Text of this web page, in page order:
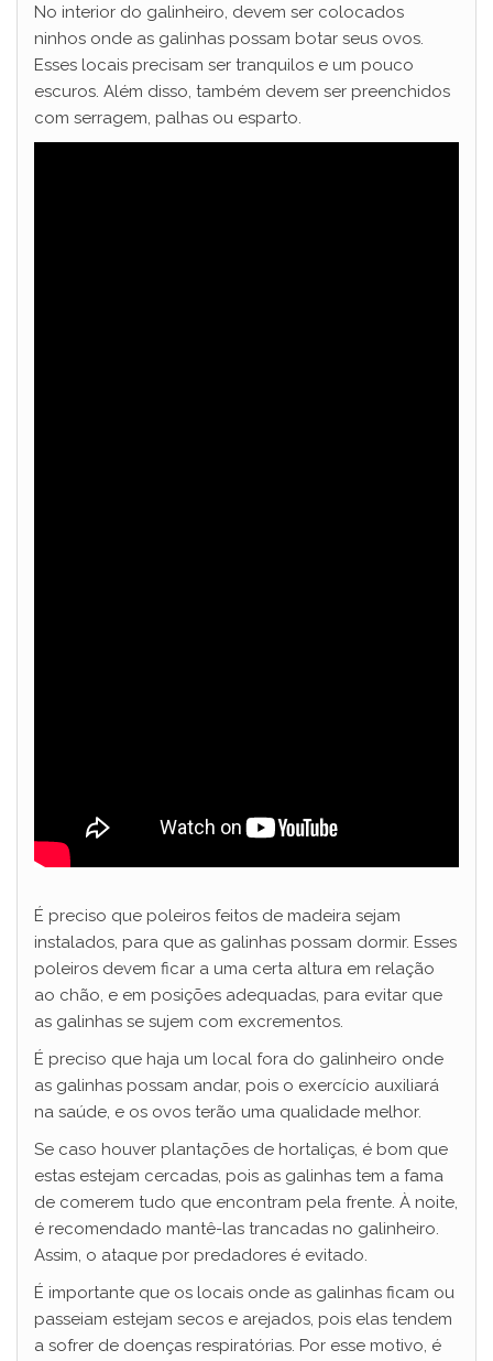
No interior do galinheiro, devem ser colocados
ninhos onde as galinhas possam botar seus ovos.
Esses locais precisam ser tranquilos e um pouco
escuros. Além disso, também devem ser preenchidos
com serragem, palhas ou esparto.
É preciso que poleiros feitos de madeira sejam
instalados, para que as galinhas possam dormir. Esses
poleiros devem ficar a uma certa altura em relação
ao chão, e em posições adequadas, para evitar que
as galinhas se sujem com excrementos.
É preciso que haja um local fora do galinheiro onde
as galinhas possam andar, pois o exercício auxiliará
na saúde, e os ovos terão uma qualidade melhor.
Se caso houver plantações de hortaliças, é bom que
estas estejam cercadas, pois as galinhas tem a fama
de comerem tudo que encontram pela frente. À noite,
é recomendado mantê-las trancadas no galinheiro.
Assim, o ataque por predadores é evitado.
É importante que os locais onde as galinhas ficam ou
passeiam estejam secos e arejados, pois elas tendem
a sofrer de doenças respiratórias. Por esse motivo, é